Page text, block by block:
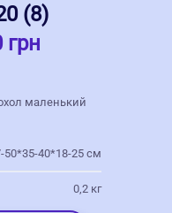
(8)
грн
маленький
50*35-40*18-25 см
0,2 кг